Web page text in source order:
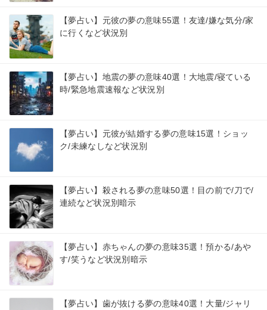
【夢占い】元彼の夢の意味55選！友達/嫌な気分/家
に行くなど状況別
【夢占い】地震の夢の意味40選！大地震/寝ている
時/緊急地震速報など状況別
【夢占い】元彼が結婚する夢の意味15選！ショッ
ク/未練なしなど状況別
【夢占い】殺される夢の意味50選！目の前で/刀で/
連続など状況別暗示
【夢占い】赤ちゃんの夢の意味35選！預かる/あや
す/笑うなど状況別暗示
【夢占い】歯が抜ける夢の意味40選！大量/ジャリ